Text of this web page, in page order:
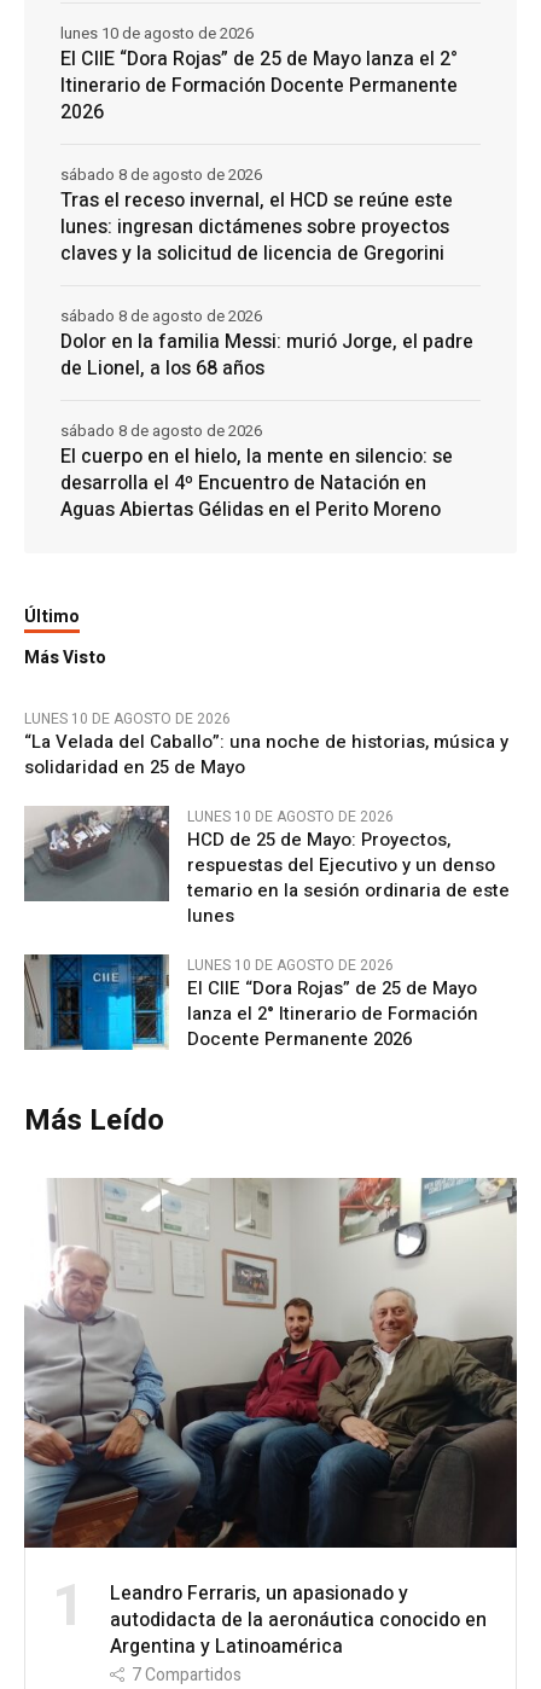
El CIIE “Dora Rojas” de 25 de Mayo lanza el 2°
Itinerario de Formación Docente Permanente
2026
lunes 10 de agosto de 2026
Tras el receso invernal, el HCD se reúne este
lunes: ingresan dictámenes sobre proyectos
claves y la solicitud de licencia de Gregorini
sábado 8 de agosto de 2026
Dolor en la familia Messi: murió Jorge, el padre
de Lionel, a los 68 años
sábado 8 de agosto de 2026
El cuerpo en el hielo, la mente en silencio: se
desarrolla el 4º Encuentro de Natación en
Aguas Abiertas Gélidas en el Perito Moreno
sábado 8 de agosto de 2026
Último
Más Visto
LUNES 10 DE AGOSTO DE 2026
“La Velada del Caballo”: una noche de historias, música y
solidaridad en 25 de Mayo
LUNES 10 DE AGOSTO DE 2026
HCD de 25 de Mayo: Proyectos,
respuestas del Ejecutivo y un denso
temario en la sesión ordinaria de este
lunes
LUNES 10 DE AGOSTO DE 2026
El CIIE “Dora Rojas” de 25 de Mayo
lanza el 2° Itinerario de Formación
Docente Permanente 2026
Más Leído
1
Leandro Ferraris, un apasionado y
autodidacta de la aeronáutica conocido en
Argentina y Latinoamérica
7Compartidos